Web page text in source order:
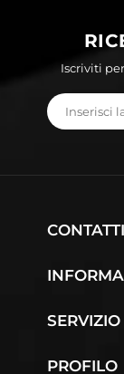
Iscriviti
CONTATTI
PROFILO